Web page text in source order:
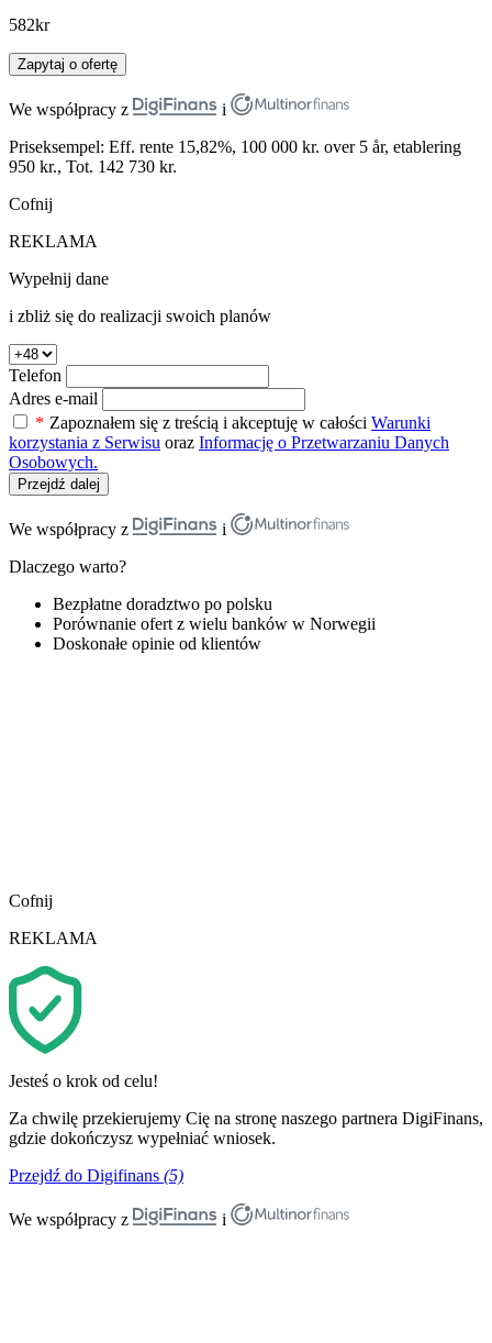
582kr
Zapytaj o ofertę
We współpracy z
i
Priseksempel: Eff. rente 15,82%, 100 000 kr. over 5 år, etablering
950 kr., Tot. 142 730 kr.
Cofnij
REKLAMA
Wypełnij dane
i zbliż się do realizacji swoich planów
Telefon
Adres e-mail
* Zapoznałem się z treścią i akceptuję w całości Warunki
korzystania z Serwisu oraz Informację o Przetwarzaniu Danych
Osobowych.
Przejdź dalej
We współpracy z
i
Dlaczego warto?
Bezpłatne doradztwo po polsku
Porównanie ofert z wielu banków w Norwegii
Doskonałe opinie od klientów
Cofnij
REKLAMA
Jesteś o krok od celu!
Za chwilę przekierujemy Cię na stronę naszego partnera DigiFinans,
gdzie dokończysz wypełniać wniosek.
Przejdź do Digifinans (5)
We współpracy z i